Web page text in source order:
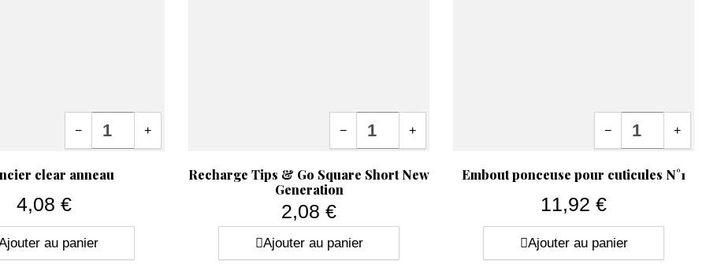
clear anneau
Prix
4,08 €
− +
au panier
Aperçu rapide
Recharge Tips & Go Square Short New
Generation
2,08 €
− +
Ajouter au panier
Aperçu rapide
Embout ponceuse pour cuticules N°1
Prix
11,92 €
− +
Ajouter au panier